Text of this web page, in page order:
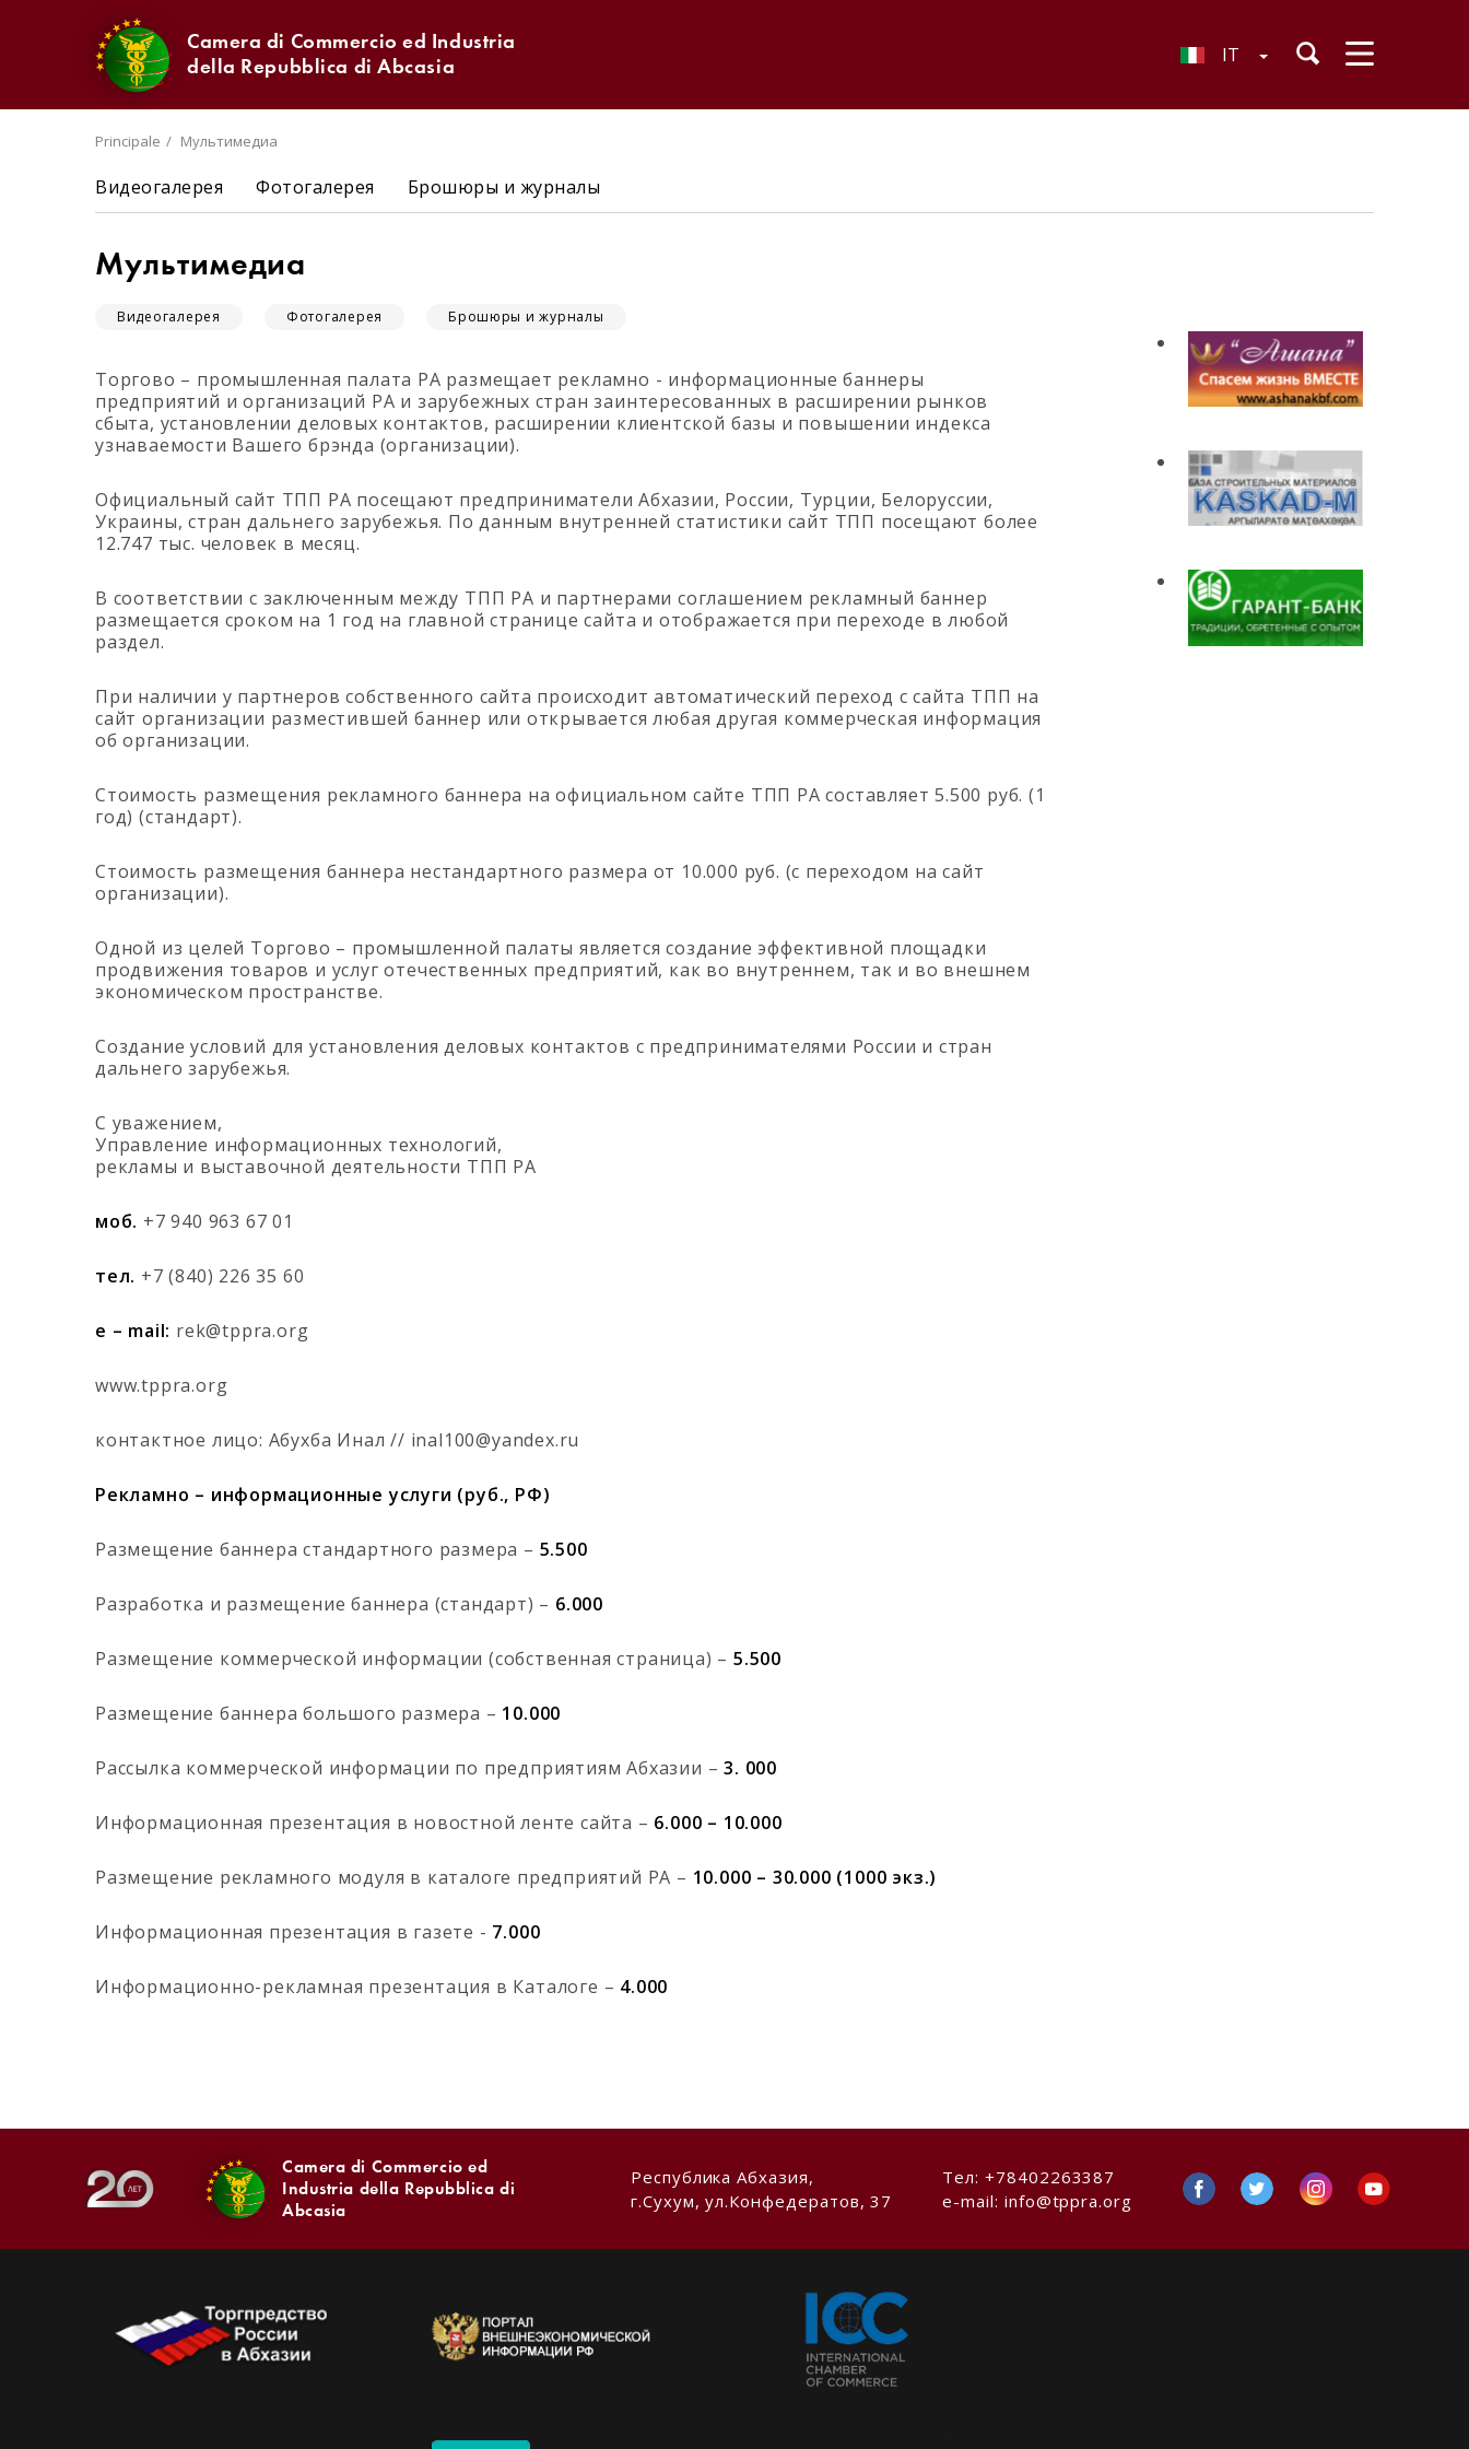
Camera di Commercio ed Industria
della Repubblica di Abcasia
IT
Principale Мультимедиа
Видеогалерея Фотогалерея Брошюры и журналы
Мультимедиа
Видеогалерея Фотогалерея Брошюры и журналы
Торгово – промышленная палата РА размещает рекламно - информационные баннеры
предприятий и организаций РА и зарубежных стран заинтересованных в расширении рынков
сбыта, установлении деловых контактов, расширении клиентской базы и повышении индекса
узнаваемости Вашего брэнда (организации).
Официальный сайт ТПП РА посещают предприниматели Абхазии, России, Турции, Белоруссии,
Украины, стран дальнего зарубежья. По данным внутренней статистики сайт ТПП посещают более
12.747 тыс. человек в месяц.
В соответствии с заключенным между ТПП РА и партнерами соглашением рекламный баннер
размещается сроком на 1 год на главной странице сайта и отображается при переходе в любой
раздел.
При наличии у партнеров собственного сайта происходит автоматический переход с сайта ТПП на
сайт организации разместившей баннер или открывается любая другая коммерческая информация
об организации.
Стоимость размещения рекламного баннера на официальном сайте ТПП РА составляет 5.500 руб. (1
год) (стандарт).
Стоимость размещения баннера нестандартного размера от 10.000 руб. (с переходом на сайт
организации).
Одной из целей Торгово – промышленной палаты является создание эффективной площадки
продвижения товаров и услуг отечественных предприятий, как во внутреннем, так и во внешнем
экономическом пространстве.
Создание условий для установления деловых контактов с предпринимателями России и стран
дальнего зарубежья.
С уважением,
Управление информационных технологий,
рекламы и выставочной деятельности ТПП РА
моб. +7 940 963 67 01
тел. +7 (840) 226 35 60
e – mail: rek@tppra.org
www.tppra.org
контактное лицо: Абухба Инал // inal100@yandex.ru
Рекламно – информационные услуги (руб., РФ)
Размещение баннера стандартного размера – 5.500
Разработка и размещение баннера (стандарт) – 6.000
Размещение коммерческой информации (собственная страница) –5.500
Размещение баннера большого размера – 10.000
Рассылка коммерческой информации по предприятиям Абхазии –3. 000
Информационная презентация в новостной ленте сайта – 6.000 – 10.000
Размещение рекламного модуля в каталоге предприятий РА – 10.000 – 30.000 (1000 экз.)
Информационная презентация в газете - 7.000
Информационно-рекламная презентация в Каталоге – 4.000
Camera di Commercio ed
Industria della Repubblica di
Abcasia
Республика Абхазия,
г.Сухум, ул.Конфедератов, 37
Тел: +78402263387
e-mail: info@tppra.org